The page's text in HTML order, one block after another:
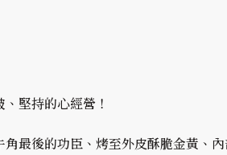
堅持的心經營！
最後的功臣、烤至外皮酥脆金黃、